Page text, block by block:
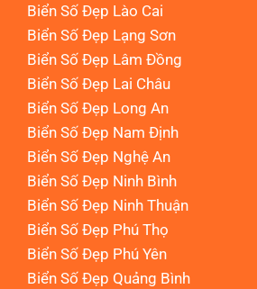
Biển Số Đẹp Lào Cai
Biển Số Đẹp Lạng Sơn
Biển Số Đẹp Lâm Đồng
Biển Số Đẹp Lai Châu
Biển Số Đẹp Long An
Biển Số Đẹp Nam Định
Biển Số Đẹp Nghệ An
Biển Số Đẹp Ninh Bình
Biển Số Đẹp Ninh Thuận
Biển Số Đẹp Phú Thọ
Biển Số Đẹp Phú Yên
Biển Số Đẹp Quảng Bình